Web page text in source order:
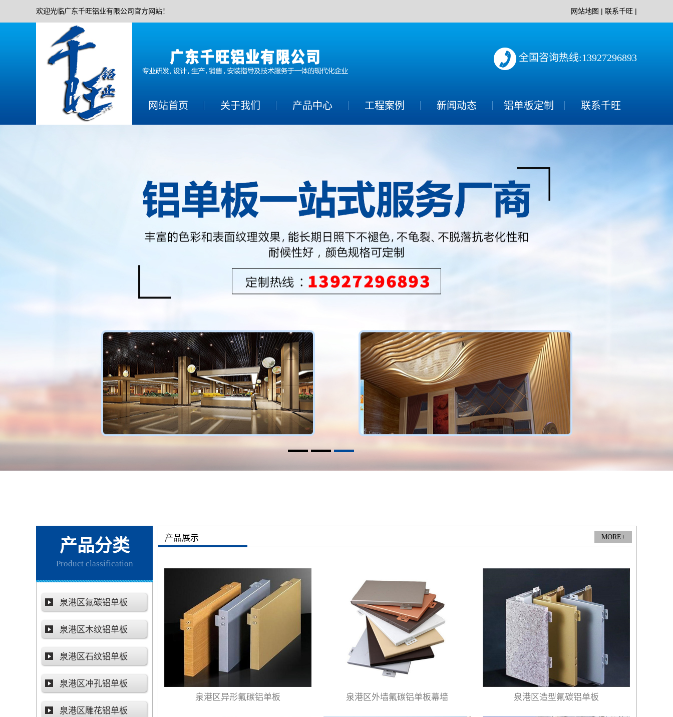
欢迎光临广东千旺铝业有限公司官方网站！ 网站地图 | 联系千旺 |
全国咨询热线:13927296893
网站首页 关于我们
产品中心
铝单板系列
蜂窝铝板系列
铝合金空调罩系
列
工程案例
新闻动态
公司新闻
铝单板定制 联系千旺
2 3
产品分类
Product classification
泉港区氟碳铝单板
泉港区木纹铝单板
泉港区石纹铝单板
泉港区冲孔铝单板
泉港区雕花铝单板
产品展示 MORE+
泉港区异形氟碳铝单板 泉港区外墙氟碳铝单板幕墙 泉港区造型氟碳铝单板